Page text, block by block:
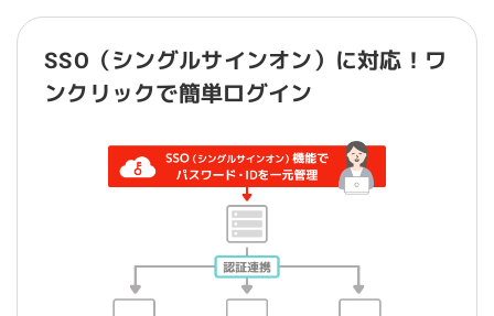
SSO（シングルサインオン）に対応！ワ
ンクリックで簡単ログイン